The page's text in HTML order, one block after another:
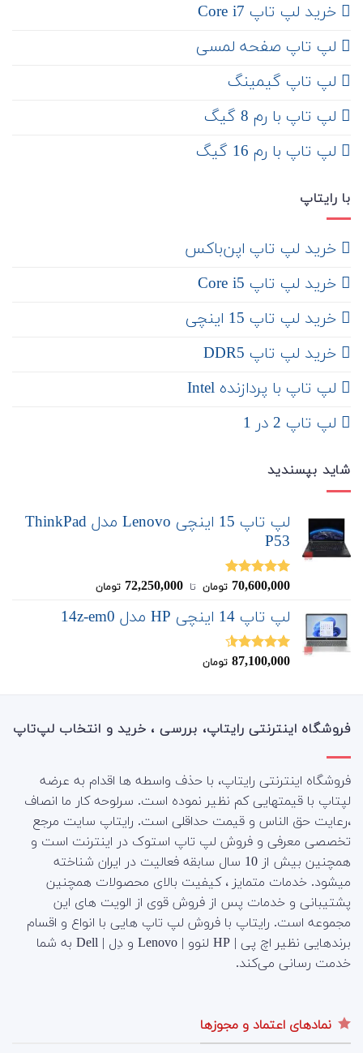
خرید لپ تاپ Core i7
لپ تاپ صفحه لمسی
لپ تاپ گیمینگ
لپ تاپ با رم 8 گیگ
لپ تاپ با رم 16 گیگ
با رایتاپ
‌ خرید لپ تاپ اپن‌باکس
خرید لپ تاپ Core i5
‌‌ خرید لپ تاپ 15 اینچی
خرید لپ تاپ DDR5
لپ تاپ با پردازنده Intel
لپ تاپ 2 در 1
شاید بپسندید
لپ تاپ 15 اینچی Lenovo مدل ThinkPad
P53
نمره5.00
70,600,000 تومان ‌ تا ‌ 72,250,000 تومان
لپ تاپ 14 اینچی HP مدل 14z-em0
نمره4.50
87,100,000 تومان
فروشگاه اینترنتی رایتاپ، بررسی ، خرید و انتخاب لپ‌تاپ
فروشگاه اینترنتی رایتاپ، با حذف واسطه ها اقدام به عرضه
لپتاپ با قیمتهایی کم نظیر نموده است. سرلوحه کار ما انصاف
،رعایت حق الناس و قیمت حداقلی است. رایتاپ سایت مرجع
تخصصی معرفی و فروش لپ تاپ استوک در اینترنت است و
همچنین بیش از 10 سال سابقه فعالیت در ایران شناخته
میشود. خدمات متمایز ، کیفیت بالای محصولات همچنین
پشتیبانی و خدمات پس از فروش قوی از الویت های این
مجموعه است. رایتاپ با فروش لپ تاپ هایی با انواع و اقسام
برندهایی نظیر اچ پی | HP لنوو | Lenovo و دِل | Dell به شما
خدمت رسانی می‌کند.
نمادهای اعتماد و مجوزها